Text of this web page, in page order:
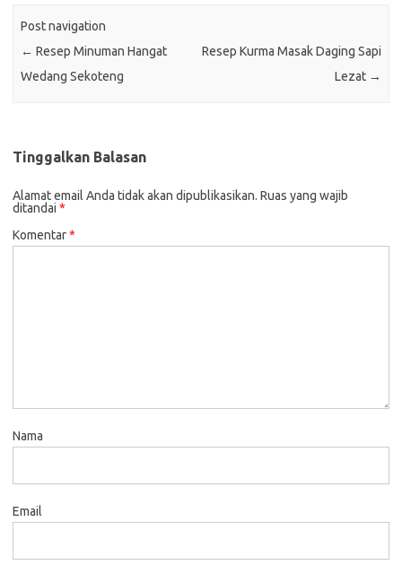
Post navigation
← Resep Minuman Hangat
Wedang Sekoteng
Resep Kurma Masak Daging Sapi
Lezat →
Tinggalkan Balasan
Alamat email Anda tidak akan dipublikasikan. Ruas yang wajib
ditandai *
Komentar*
Nama
Email